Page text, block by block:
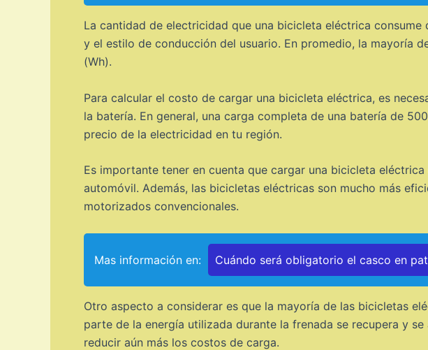
La cantidad de electricidad que una bicicleta eléctrica
y el estilo de conducción del usuario. En promedio, la mayoría
(Wh).
Para calcular el costo de cargar una bicicleta eléctrica, es
la batería. En general, una carga completa de una batería de
precio de la electricidad en tu región.
Es importante tener en cuenta que cargar una bicicleta
automóvil. Además, las bicicletas eléctricas son mucho más
motorizados convencionales.
Mas información en: Cuándo será obligatorio el casco en
Otro aspecto a considerar es que la mayoría de las bicicletas
parte de la energía utilizada durante la frenada se recupera y
reducir aún más los costos de carga.